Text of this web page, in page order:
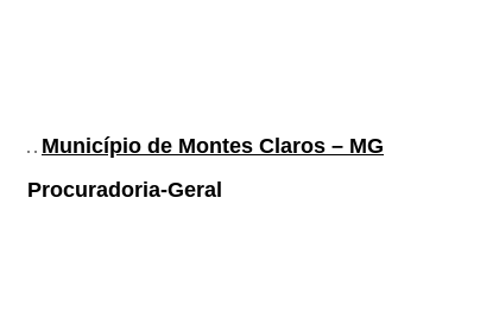
Município de Montes Claros – MG
Procuradoria-Geral